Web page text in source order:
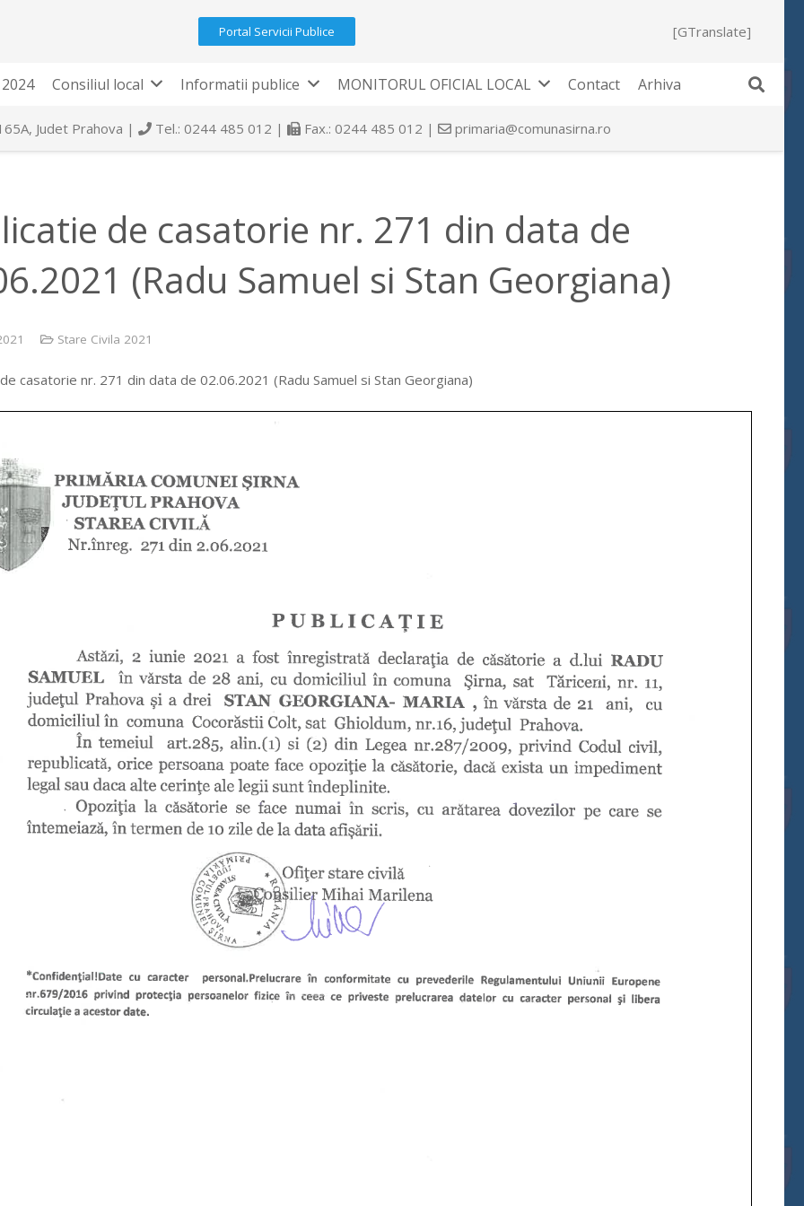
Portal Servicii Publice [GTranslate]
Consiliul local Informatii publice MONITORUL OFICIAL LOCAL Contact Arhiva
Judet Prahova | Tel.: 0244 485 012 | Fax.: 0244 485 012 | primaria@comunasirna.ro
de casatorie nr. 271 din data de
(Radu Samuel si Stan Georgiana)
Stare Civila 2021
casatorie nr. 271 din data de 02.06.2021 (Radu Samuel si Stan Georgiana)